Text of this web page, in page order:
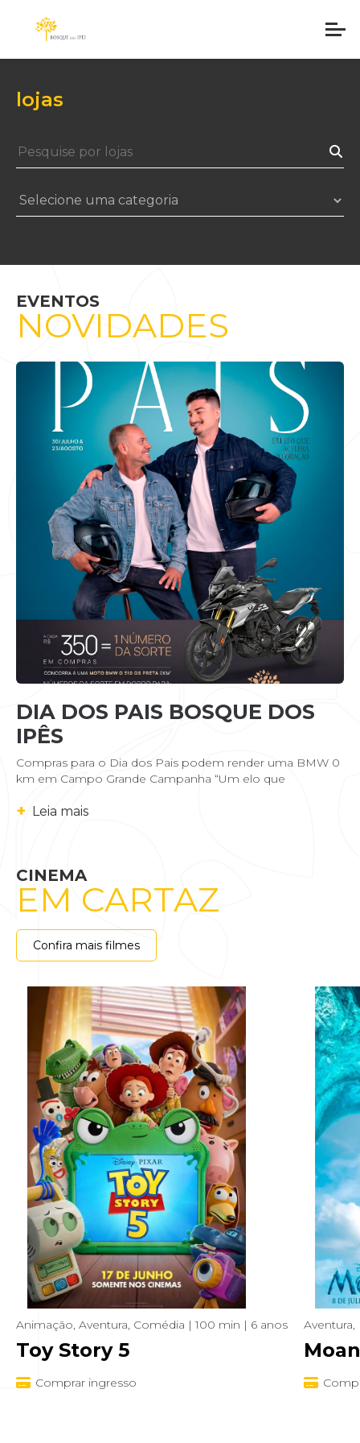
lojas
EVENTOS
NOVIDADES
DIA DOS PAIS BOSQUE DOS
IPÊS
Compras para o Dia dos Pais podem render uma BMW 0
km em Campo Grande Campanha “Um elo que
+ Leia mais
CINEMA
EM CARTAZ
Confira mais filmes
Animação, Aventura, Comédia | 100 min | 6 anos
Toy Story 5
Comprar ingresso
Aventura,